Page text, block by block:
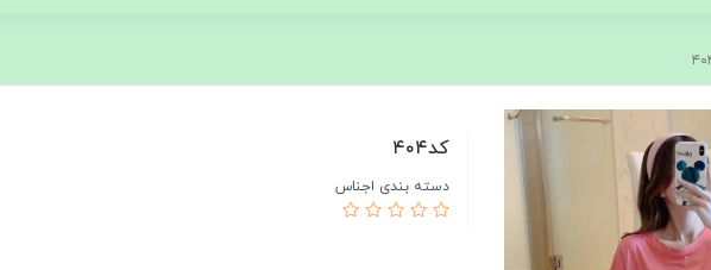
كد٤٠٤
دسته بندی اجناس